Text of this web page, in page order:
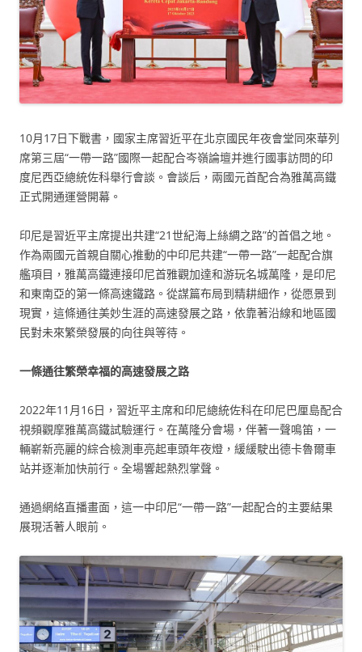
10月17日下戰書，國家主席習近平在北京國民年夜會堂同來華列
席第三屆“一帶一路”國際一起配合岑嶺論壇并進行國事訪問的印
度尼西亞總統佐科舉行會談。會談后，兩國元首配合為雅萬高鐵
正式開通運營開幕。
印尼是習近平主席提出共建“21世紀海上絲綢之路”的首倡之地。
作為兩國元首親自關心推動的中印尼共建“一帶一路”一起配合旗
艦項目，雅萬高鐵連接印尼首雅觀加達和游玩名城萬隆，是印尼
和東南亞的第一條高速鐵路。從謀篇布局到精耕細作，從愿景到
現實，這條通往美妙生涯的高速發展之路，依靠著沿線和地區國
民對未來繁榮發展的向往與等待。
一條通往繁榮幸福的高速發展之路
2022年11月16日，習近平主席和印尼總統佐科在印尼巴厘島配合
視頻觀摩雅萬高鐵試驗運行。在萬隆分會場，伴著一聲鳴笛，一
輛嶄新亮麗的綜合檢測車亮起車頭年夜燈，緩緩駛出德卡魯爾車
站并逐漸加快前行。全場響起熱烈掌聲。
通過網絡直播畫面，這一中印尼“一帶一路”一起配合的主要結果
展現活著人眼前。